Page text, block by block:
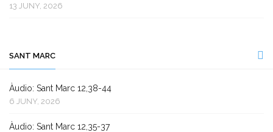
13 JUNY, 2026
SANT MARC
Àudio: Sant Marc 12,38-44
6 JUNY, 2026
Àudio: Sant Marc 12,35-37